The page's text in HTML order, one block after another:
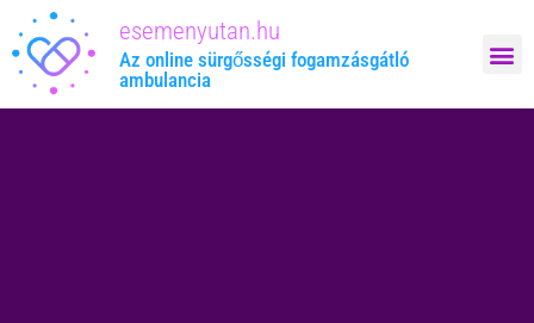
esemenyutan.hu
Az online sürgősségi fogamzásgátló
ambulancia